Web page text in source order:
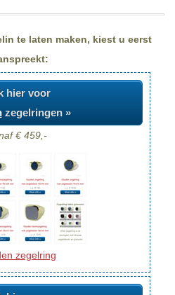
te laten maken, kiest u eerst
hier voor
zegelringen »
€ 459,-
zegelring